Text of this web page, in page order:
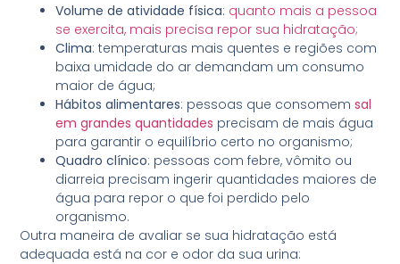
Volume de atividade física: quanto mais a pessoa
se exercita, mais precisa repor sua hidratação;
Clima: temperaturas mais quentes e regiões com
baixa umidade do ar demandam um consumo
maior de água;
Hábitos alimentares: pessoas que consomemsal
em grandes quantidades precisam de mais água
para garantir o equilíbrio certo no organismo;
Quadro clínico: pessoas com febre, vômito ou
diarreia precisam ingerir quantidades maiores de
água para repor o que foi perdido pelo
organismo.
Outra maneira de avaliar se sua hidratação está
adequada está na cor e odor da sua urina: